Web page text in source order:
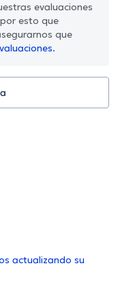
evaluaciones
esto que
que
actualizando su